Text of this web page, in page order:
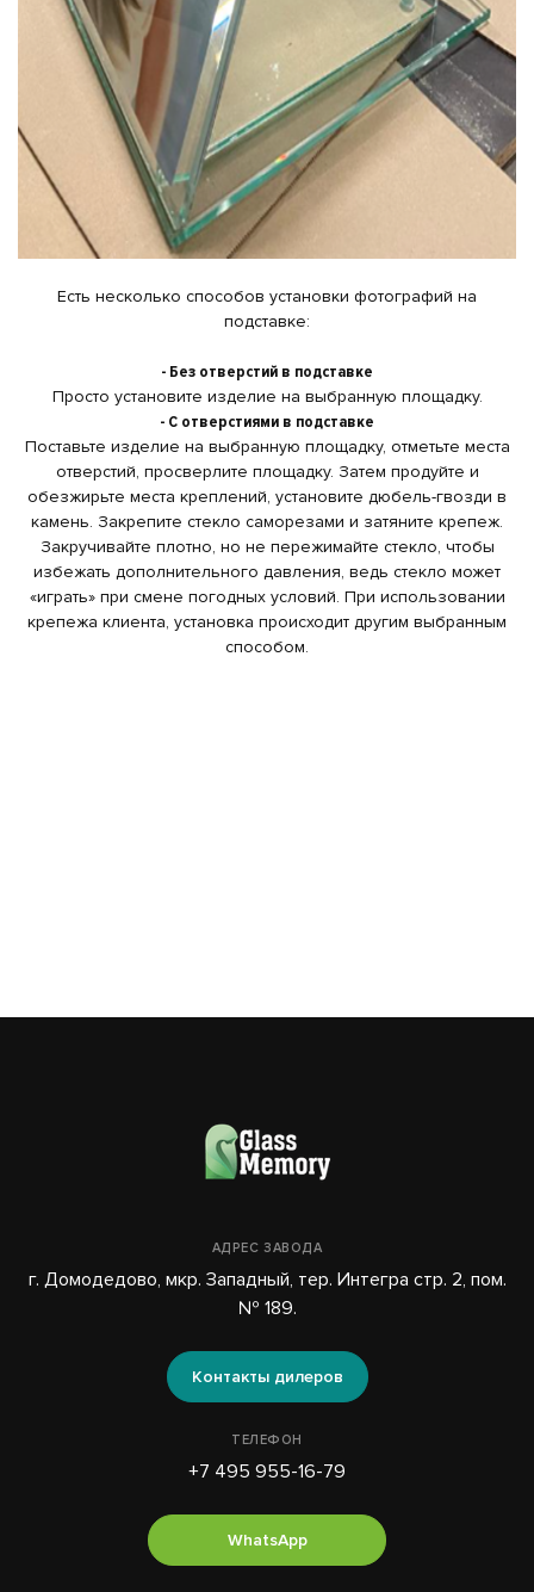
Есть несколько способов установки фотографий на
подставке:
- Без отверстий в подставке
Просто установите изделие на выбранную площадку.
- С отверстиями в подставке
Поставьте изделие на выбранную площадку, отметьте места
отверстий, просверлите площадку. Затем продуйте и
обезжирьте места креплений, установите дюбель-гвозди в
камень. Закрепите стекло саморезами и затяните крепеж.
Закручивайте плотно, но не пережимайте стекло, чтобы
избежать дополнительного давления, ведь стекло может
«играть» при смене погодных условий. При использовании
крепежа клиента, установка происходит другим выбранным
способом.
АДРЕС ЗАВОДА
г. Домодедово, мкр. Западный, тер. Интегра стр. 2, пом.
№ 189.
Контакты дилеров
ТЕЛЕФОН
+7 495 955-16-79
WhatsApp